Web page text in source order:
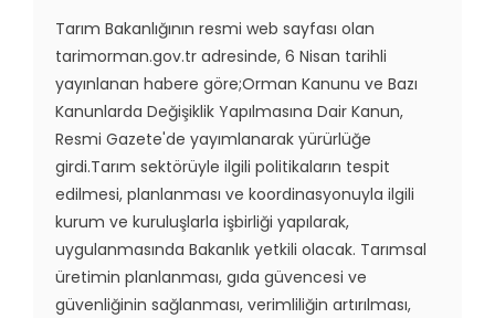
Tarım Bakanlığının resmi web sayfası olan
tarimorman.gov.tr adresinde, 6 Nisan tarihli
yayınlanan habere göre;Orman Kanunu ve Bazı
Kanunlarda Değişiklik Yapılmasına Dair Kanun,
Resmi Gazete'de yayımlanarak yürürlüğe
girdi.Tarım sektörüyle ilgili politikaların tespit
edilmesi, planlanması ve koordinasyonuyla ilgili
kurum ve kuruluşlarla işbirliği yapılarak,
uygulanmasında Bakanlık yetkili olacak. Tarımsal
üretimin planlanması, gıda güvencesi ve
güvenliğinin sağlanması, verimliliğin artırılması,